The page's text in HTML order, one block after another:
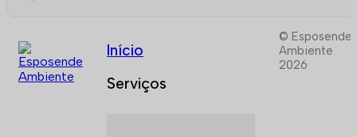
Início
Serviços
© Esposende
Ambiente
2026